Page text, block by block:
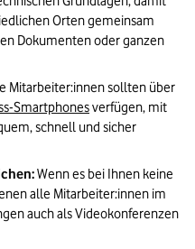
Orten gemeinsam
Dokumenten oder ganzen
Smartphones verfügen, mit
schnell und sicher
Wenn es bei Ihnen keine
alle Mitarbeiter:innen im
auch als Videokonferenzen